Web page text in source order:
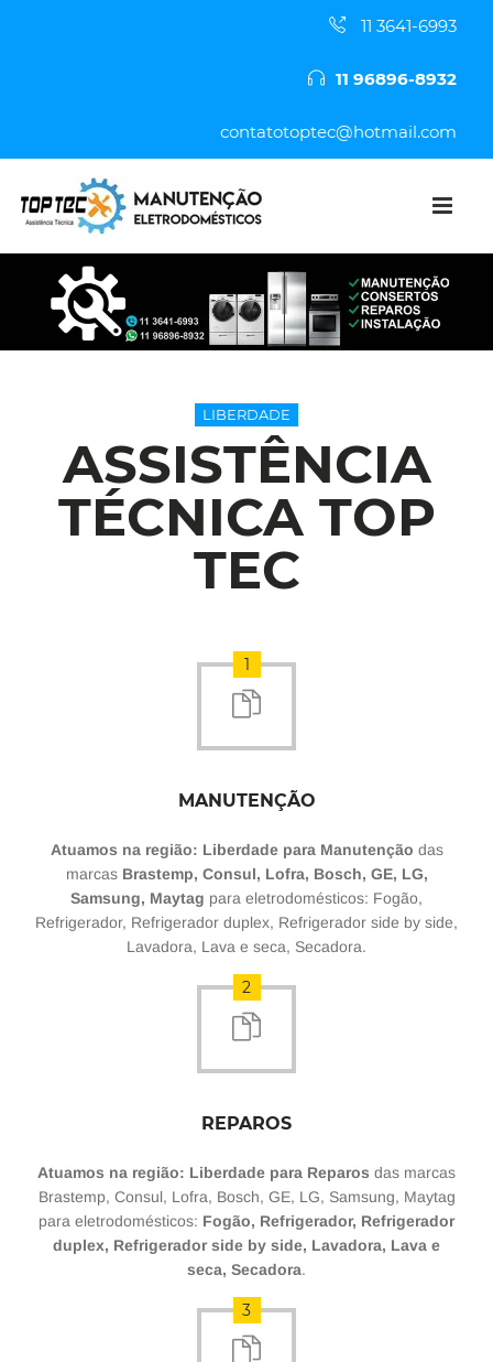
11 3641-6993
11 96896-8932
contatotoptec@hotmail.com
LIBERDADE
ASSISTÊNCIA
TÉCNICA TOP
TEC
1
MANUTENÇÃO
Atuamos na região: Liberdade para Manutenção das
marcas Brastemp, Consul, Lofra, Bosch, GE, LG,
Samsung, Maytag para eletrodomésticos: Fogão,
Refrigerador, Refrigerador duplex, Refrigerador side by side,
Lavadora, Lava e seca, Secadora.
2
REPAROS
Atuamos na região: Liberdade para Reparos das marcas
Brastemp, Consul, Lofra, Bosch, GE, LG, Samsung, Maytag
para eletrodomésticos: Fogão, Refrigerador, Refrigerador
duplex, Refrigerador side by side, Lavadora, Lava e
seca, Secadora.
3